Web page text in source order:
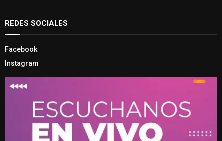
REDES SOCIALES
Facebook
Instagram